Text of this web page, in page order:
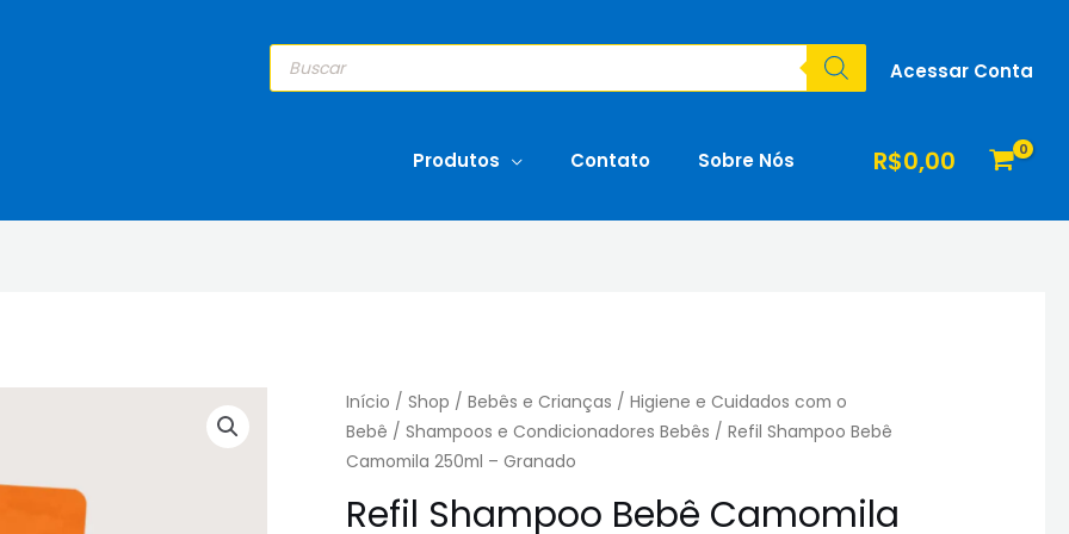
Pesquisar
produtos Acessar Conta
Produtos Contato Sobre Nós R$0,00
Início /Shop /Bebês e Crianças /Higiene e Cuidados com o
Bebê /Shampoos e Condicionadores Bebês / Refil Shampoo Bebê
Camomila 250ml – Granado
Refil Shampoo Bebê Camomila